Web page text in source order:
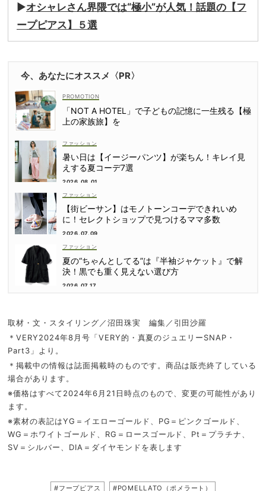
▶︎オシャレさん界隈では“極小”が人気！話題の【フ
ープピアス】５選
今、あなたにオススメ〈PR〉
「NOT A HOTEL」で子どもの記憶に一生残る【極
上の家族旅】を
ファッション
暑い日は【イージーパンツ】が楽ちん！キレイ見
えする夏コーデ7選
2026.08.01
ファッション
【街ビーサン】はモノトーンコーデできれいめ
に！セレクトショップで見つけるママ多数
2026.07.09
ファッション
夏の“ちゃんとしてる”は『半袖ジャケット』で解
決！黒でも重く見えない選び方
2026.07.17
取材・文・スタイリング／沼田珠実 編集／引田沙羅
＊VERY2024年8月号「VERY的・真夏のジュエリーSNAP・
Part3」より。
＊掲載中の情報は誌面掲載時のものです。商品は販売終了している
場合があります。
※価格はすべて2024年6月21日時点のもので、変更の可能性があり
ます。
※素材の表記はYG＝イエローゴールド、PG＝ピンクゴールド、
WG＝ホワイトゴールド、RG＝ロースゴールド、Pt＝プラチナ、
SV＝シルバー、DIA＝ダイヤモンドを表します
#フープピアス #POMELLATO（ポメラート）